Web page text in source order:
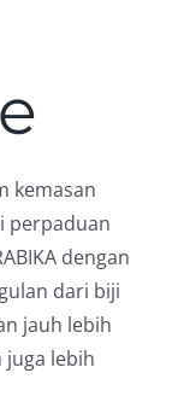
kemasan
perpaduan
dengan
dari biji
jauh lebih
juga lebih